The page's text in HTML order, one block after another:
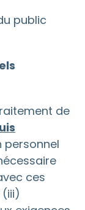
public
de
personnel
ces